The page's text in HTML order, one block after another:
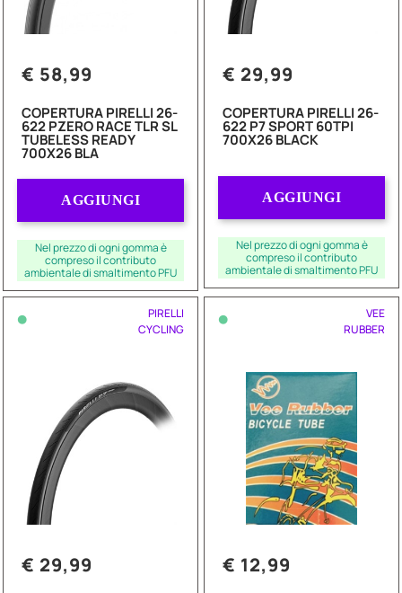
€ 58,99
COPERTURA PIRELLI 26-
622 PZERO RACE TLR SL
TUBELESS READY
700X26 BLA
AGGIUNGI
Nel prezzo di ogni gomma è
compreso il contributo
ambientale di smaltimento PFU
€ 29,99
COPERTURA PIRELLI 26-
622 P7 SPORT 60TPI
700X26 BLACK
AGGIUNGI
Nel prezzo di ogni gomma è
compreso il contributo
ambientale di smaltimento PFU
•
PIRELLI
CYCLING
€ 29,99
•
VEE
RUBBER
€ 12,99